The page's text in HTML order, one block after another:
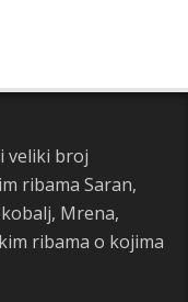
veliki broj
ribama Saran,
Mrena,
ribama o kojima